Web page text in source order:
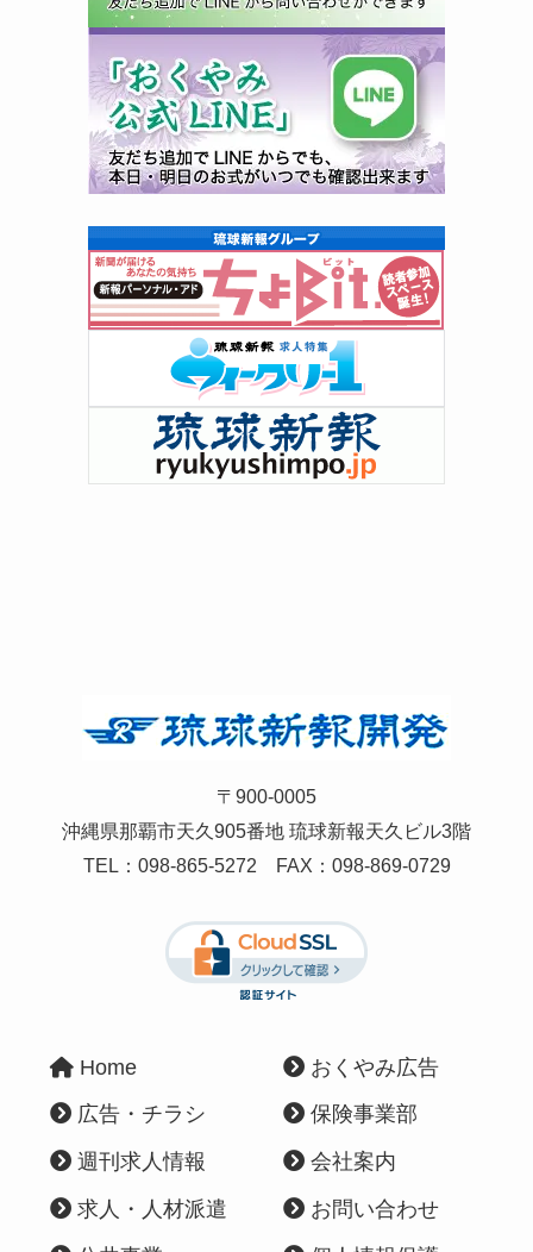
〒900-0005
沖縄県那覇市天久905番地 琉球新報天久ビル3階
TEL： 098-865-5272 FAX：098-869-0729
Home
広告・チラシ
週刊求人情報
求人・人材派遣
おくやみ広告
保険事業部
会社案内
お問い合わせ